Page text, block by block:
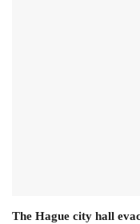
The Hague city hall